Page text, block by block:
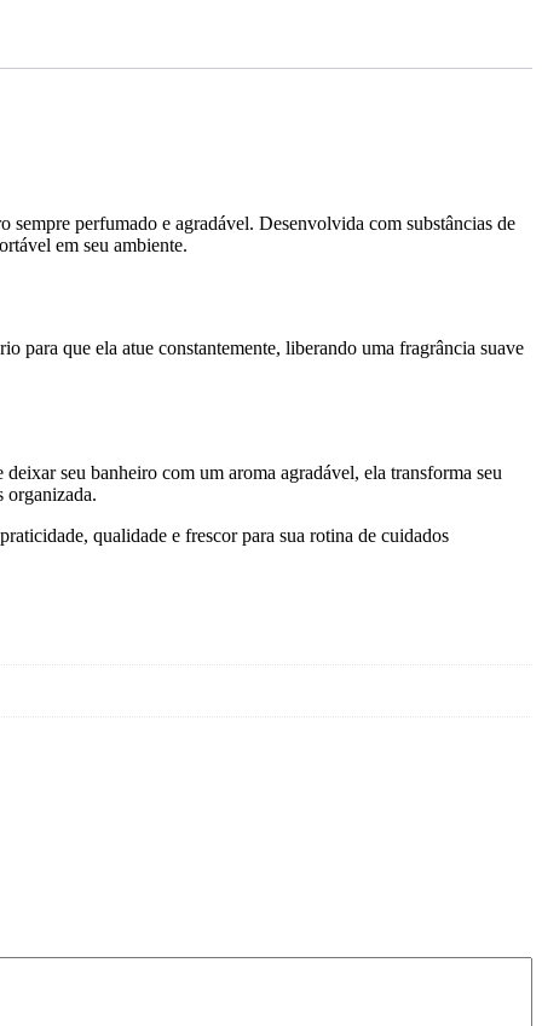
perfumado e agradável. Desenvolvida com substâncias de
em seu ambiente.
para que ela atue constantemente, liberando uma fragrância suave
seu banheiro com um aroma agradável, ela transforma seu
organizada.
qualidade e frescor para sua rotina de cuidados